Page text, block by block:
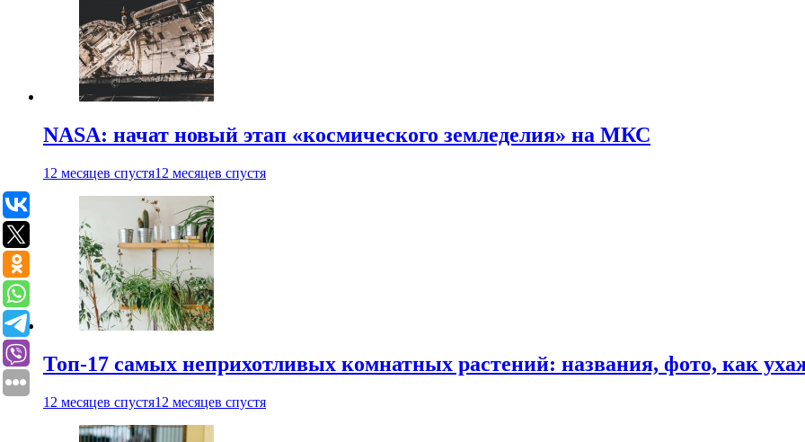
NASA: начат новый этап «космического земледелия» на МКС
12 месяцев спустя12 месяцев спустя
Топ-17 самых неприхотливых комнатных растений: названия, фото, как
12 месяцев спустя12 месяцев спустя